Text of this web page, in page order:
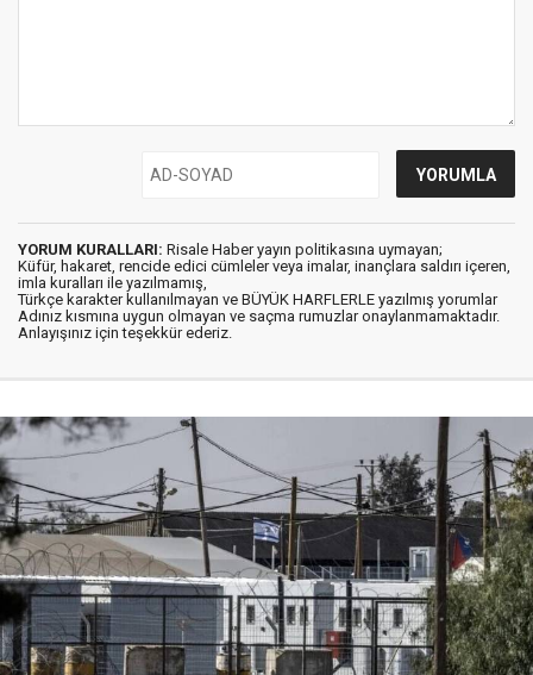
YORUM KURALLARI: Risale Haber yayın politikasına uymayan;
Küfür, hakaret, rencide edici cümleler veya imalar, inançlara saldırı içeren,
imla kuralları ile yazılmamış,
Türkçe karakter kullanılmayan ve BÜYÜK HARFLERLE yazılmış yorumlar
Adınız kısmına uygun olmayan ve saçma rumuzlar onaylanmamaktadır.
Anlayışınız için teşekkür ederiz.